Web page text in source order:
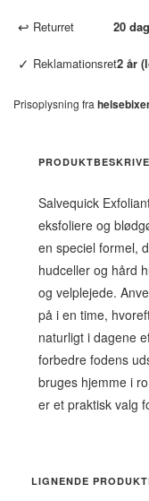
↩ Returret 20
✓ Reklamationsret2 år
Prisoplysning fra
Salvequick
eksfoliere og
en speciel formel,
hudceller og hård
og velplejede.
på i en time,
naturligt i dagene
forbedre fodens
bruges hjemme i
er et praktisk valg
LIGNENDE